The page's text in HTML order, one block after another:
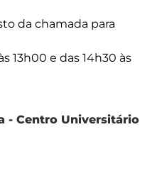
da chamada para
13h00 e das 14h30 às
- Centro Universitário